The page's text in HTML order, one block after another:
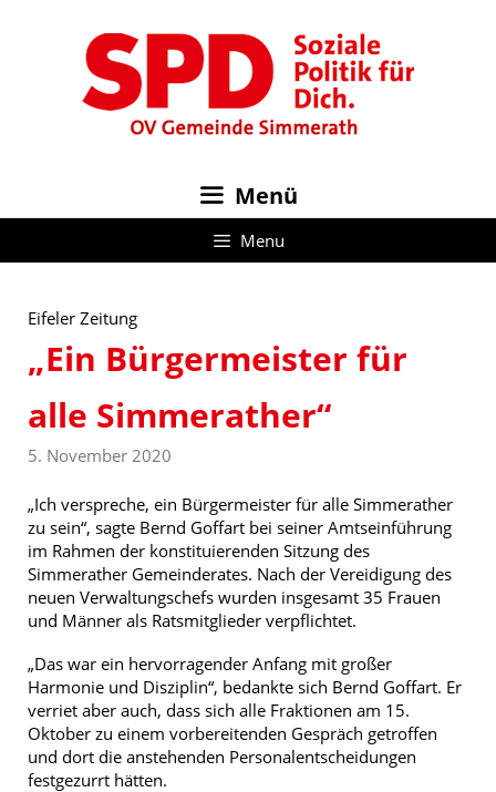
Menü
Menu
Eifeler Zeitung
„Ein Bürgermeister für
alle Simmerather“
5. November 2020
„Ich verspreche, ein Bürgermeister für alle Simmerather
zu sein“, sagte Bernd Goffart bei seiner Amtseinführung
im Rahmen der konstituierenden Sitzung des
Simmerather Gemeinderates. Nach der Vereidigung des
neuen Verwaltungschefs wurden insgesamt 35 Frauen
und Männer als Ratsmitglieder verpflichtet.
„Das war ein hervorragender Anfang mit großer
Harmonie und Disziplin“, bedankte sich Bernd Goffart. Er
verriet aber auch, dass sich alle Fraktionen am 15.
Oktober zu einem vorbereitenden Gespräch getroffen
und dort die anstehenden Personalentscheidungen
festgezurrt hätten.